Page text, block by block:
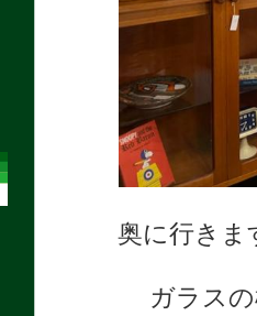
奥に行きま
ガラス